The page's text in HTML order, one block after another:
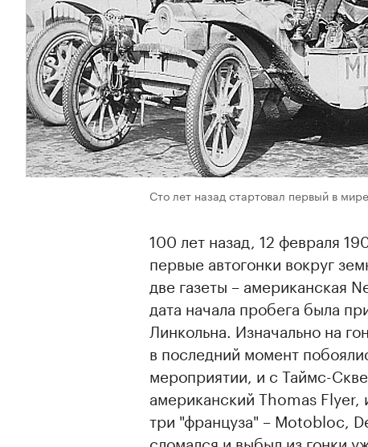
Сто лет назад стартовал первый в
100 лет назад, 12 февраля
первые автогонки вокруг
две газеты – американская
дата начала пробега была
Линкольна. Изначально на
в последний момент
мероприятии, и с Таймс-
американский Thomas Flyer,
три "француза" – Motobloc,
сломался и выбыл из гонки